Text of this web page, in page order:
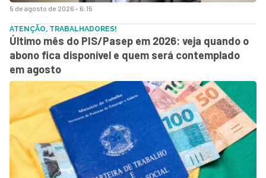
5 de agosto de 2026 - 6:15
ATENÇÃO, TRABALHADORES!
Último mês do PIS/Pasep em 2026: veja quando o
abono fica disponível e quem será contemplado
em agosto